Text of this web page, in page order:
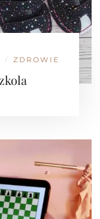
/ ZDROWIE